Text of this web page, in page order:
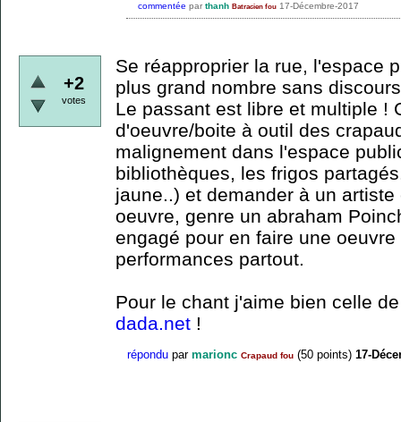
commentée par thanh Batracien fou 17-Décembre-2017
+2
votes
Se réapproprier la rue, l'espace
plus grand nombre sans
Le passant est libre et multiple !
d'oeuvre/boite à outil des
malignement dans l'espace
bibliothèques, les frigos
jaune..) et demander à un
oeuvre, genre un abraham
engagé pour en faire une
performances partout.
Pour le chant j'aime bien celle
dada.net !
répondu par marionc Crapaud fou (50 points) 17-